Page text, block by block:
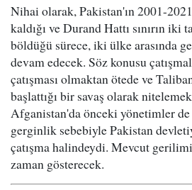
Nihai olarak, Pakistan'ın 2001-
kaldığı ve Durand Hattı sınırın iki
böldüğü sürece, iki ülke arasında
devam edecek. Söz konusu
çatışması olmaktan ötede ve
başlattığı bir savaş olarak
Afganistan'da önceki yönetimler de
gerginlik sebebiyle Pakistan
çatışma halindeydi. Mevcut
zaman gösterecek.